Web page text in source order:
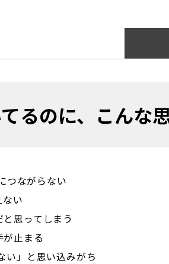
るのに、こんな
つながらない
い
思ってしまう
止まる
い」と思い込みがち